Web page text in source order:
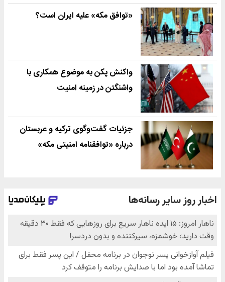
«توافق مکه» علیه ایران است؟
واکنش پکن به موضوع همکاری با
واشنگتن در زمینه امنیت
جزئیات گفت‌وگوی ترکیه و عربستان
درباره «توافقنامه امنیتی مکه»